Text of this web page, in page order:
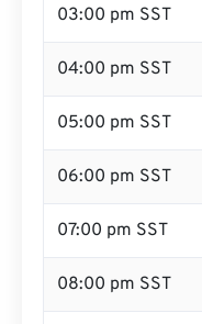
03:00 pm SST
04:00 pm SST
05:00 pm SST
06:00 pm SST
07:00 pm SST
08:00 pm SST